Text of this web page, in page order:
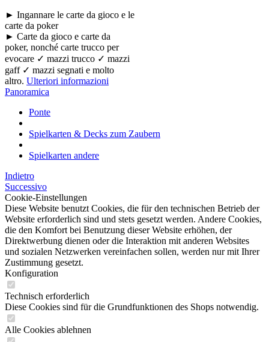
► Ingannare le carte da gioco e le
carte da poker
► Carte da gioco e carte da
poker, nonché carte trucco per
evocare ✓ mazzi trucco ✓ mazzi
gaff ✓ mazzi segnati e molto
altro. Ulteriori informazioni
Panoramica
Ponte
Spielkarten & Decks zum Zaubern
Spielkarten andere
Indietro
Successivo
Cookie-Einstellungen
Diese Website benutzt Cookies, die für den technischen Betrieb der
Website erforderlich sind und stets gesetzt werden. Andere Cookies,
die den Komfort bei Benutzung dieser Website erhöhen, der
Direktwerbung dienen oder die Interaktion mit anderen Websites
und sozialen Netzwerken vereinfachen sollen, werden nur mit Ihrer
Zustimmung gesetzt.
Konfiguration
Technisch erforderlich
Diese Cookies sind für die Grundfunktionen des Shops notwendig.
Alle Cookies ablehnen